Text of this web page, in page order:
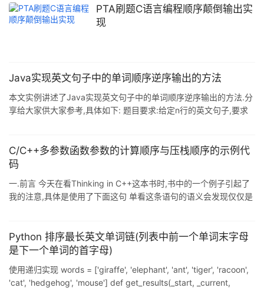
#include <string> #include "stdafx.h" void Reverse(char
*pBegin, char *pEnd
PTA刷题C语言编程顺序颠倒输出实
现
Java实现英文句子中的单词顺序逆序输出的方法
本文实例讲述了Java实现英文句子中的单词顺序逆序输出的方法.分
享给大家供大家参考,具体如下: 题目要求:给定n行的英文句子,要求
name My 依据Java语言给我们提供的拆分空格间隔的单词的方法
(split(" ")),倒序输出即可; 实现代码: import java.io.Un
C/C++多参数函数参数的计算顺序与压栈顺序的示例代
码
一.前言 今天在看Thinking in C++这本书时,书中的一个例子引起了
我的注意,具体是使用了下面这句 单看这条语句的语义会发现仅仅是
先执行了++current,还是先执行了last-current? 经过查阅资料,发现
了两个相关知识点----参数的计算顺序与压栈顺序. 二.参数压栈顺序
Python 排序最长英文单词链(列表中前一个单词末字母
是下一个单词的首字母)
使用递归实现 words = ['giraffe', 'elephant', 'ant', 'tiger', 'racoon',
'cat', 'hedgehog', 'mouse'] def get_results(_start, _current,